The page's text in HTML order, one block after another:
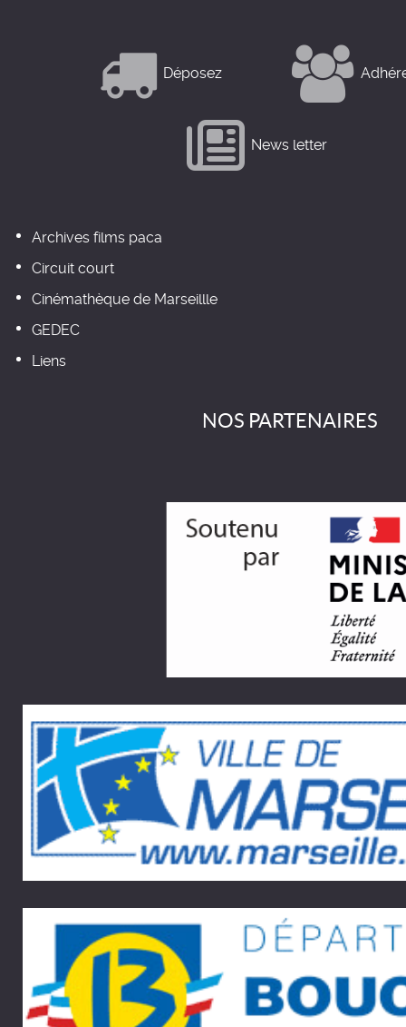
Déposez
News letter
Archives films paca
Circuit court
Cinémathèque de Marseillle
GEDEC
Liens
NOS PARTENAIRES